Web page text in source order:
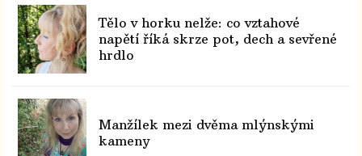
Tělo v horku nelže: co vztahové
napětí říká skrze pot, dech a sevřené
hrdlo
Manžílek mezi dvěma mlýnskými
kameny